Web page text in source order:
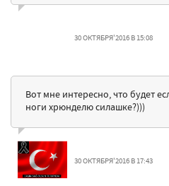
30 ОКТЯБРЯ'2016 В 15:08
Вот мне интересно, что будет
ноги хрюнделю силашке?)))
30 ОКТЯБРЯ'2016 В 17:43